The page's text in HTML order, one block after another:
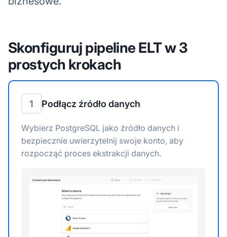
Skonfiguruj pipeline ELT w 3
prostych krokach
1 Podłącz źródło danych
Wybierz PostgreSQL jako źródło danych i
bezpiecznie uwierzytelnij swoje konto, aby
rozpocząć proces ekstrakcji danych.